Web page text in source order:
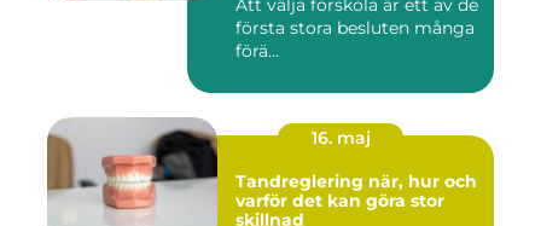
Att välja förskola är ett av de
första stora besluten många
förä...
16. maj
Tandreglering när, hur och
varför det kan göra stor
skillnad